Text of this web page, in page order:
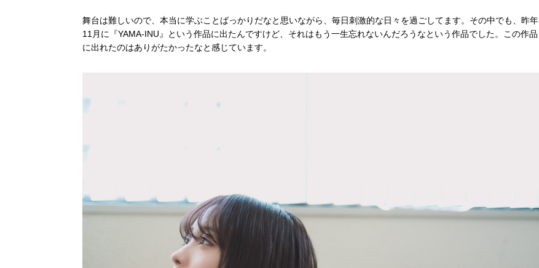
舞台は難しいので、本当に学ぶことばっかりだなと思いながら、毎日刺激的な日々を過ごしてます。その中でも、昨年
11月に『YAMA-INU』という作品に出たんですけど、それはもう一生忘れないんだろうなという作品でした。この作品
に出れたのはありがたかったなと感じています。